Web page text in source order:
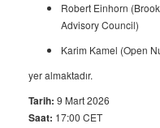
Robert Einhorn
Advisory Council)
Karim Kamel (Open
yer almaktadır.
Tarih: 9 Mart 2026
Saat: 17:00 CET